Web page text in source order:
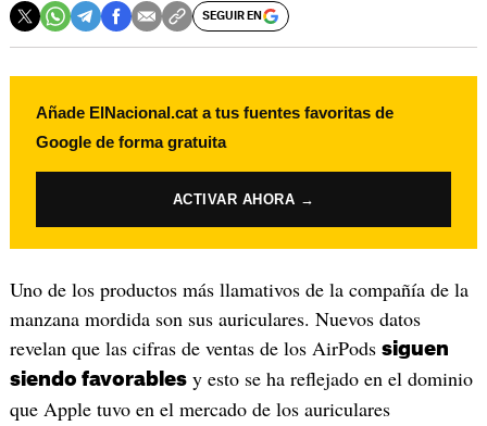
SEGUIR EN
Añade ElNacional.cat a tus fuentes favoritas de
Google de forma gratuita
ACTIVAR AHORA →
Uno de los productos más llamativos de la compañía de la
manzana mordida son sus auriculares. Nuevos datos
revelan que las cifras de ventas de los AirPods siguen
siendo favorablesy esto se ha reflejado en el dominio
que Apple tuvo en el mercado de los auriculares